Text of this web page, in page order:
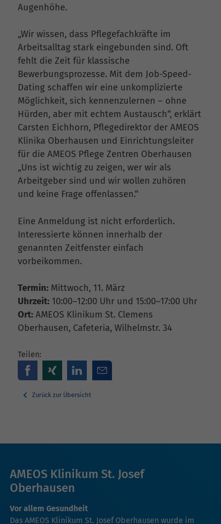
Augenhöhe.
„Wir wissen, dass Pflegefachkräfte im
Arbeitsalltag stark eingebunden sind. Oft
fehlt die Zeit für klassische
Bewerbungsprozesse. Mit dem Job-Speed-
Dating schaffen wir eine unkomplizierte
Möglichkeit, sich kennenzulernen – ohne
Hürden, aber mit echtem Austausch“, erklärt
Carsten Eichhorn, Pflegedirektor der AMEOS
Klinika Oberhausen und Einrichtungsleiter
für die AMEOS Pflege Zentren Oberhausen
„Uns ist wichtig zu zeigen, wer wir als
Arbeitgeber sind und wir wollen zuhören
und keine Frage offenlassen.“
Eine Anmeldung ist nicht erforderlich.
Interessierte können innerhalb der
genannten Zeitfenster einfach
vorbeikommen.
Termin: Mittwoch, 11. März
Uhrzeit: 10:00–12:00 Uhr und 15:00–17:00 Uhr
Ort: AMEOS Klinikum St. Clemens
Oberhausen, Cafeteria, Wilhelmstr. 34
Teilen:
Zurück zur Übersicht
AMEOS Klinikum St. Josef
Oberhausen
Vor allem Gesundheit
Das AMEOS Klinikum St. Josef Oberhausen wurde im